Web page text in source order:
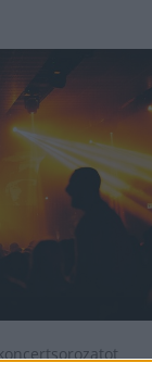
Zrt. 2025